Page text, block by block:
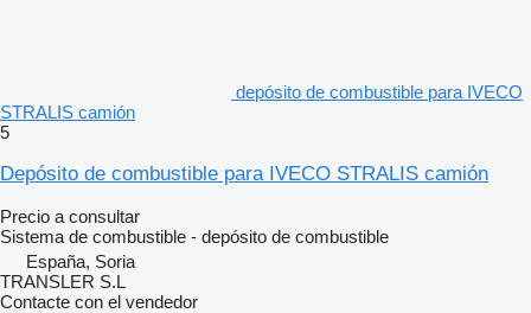
depósito de combustible para IVECO
STRALIS camión
5
Depósito de combustible para IVECO STRALIS camión
Precio a consultar
Sistema de combustible - depósito de combustible
España, Soria
TRANSLER S.L
Contacte con el vendedor